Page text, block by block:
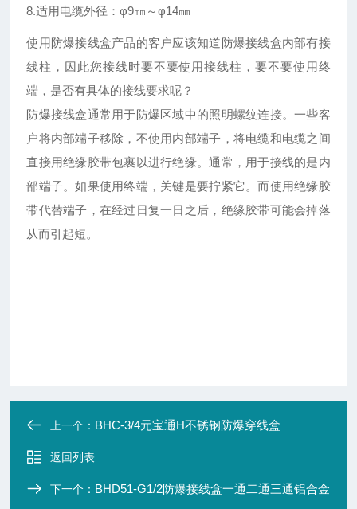
8.适用电缆外径：φ9㎜～φ14㎜
使用防爆接线盒产品的客户应该知道防爆接线盒内部有接
线柱，因此您接线时要不要使用接线柱，要不要使用终
端，是否有具体的接线要求呢？
防爆接线盒通常用于防爆区域中的照明螺纹连接。一些客
户将内部端子移除，不使用内部端子，将电缆和电缆之间
直接用绝缘胶带包裹以进行绝缘。通常，用于接线的是内
部端子。如果使用终端，关键是要拧紧它。而使用绝缘胶
带代替端子，在经过日复一日之后，绝缘胶带可能会掉落
从而引起短。
上一个： BHC-3/4元宝通H不锈钢防爆穿线盒
返回列表
下一个： BHD51-G1/2防爆接线盒一通二通三通铝合金